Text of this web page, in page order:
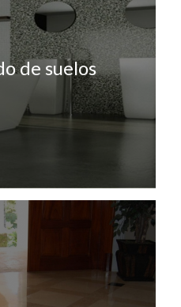
de suelos